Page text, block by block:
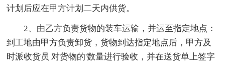
计划后应在甲方计划二天内供货。
2、由乙方负责货物的装车运输，并运至指定地点：
到工地由甲方负责卸货，货物到达指定地点后，甲方及
时派收货员 对货物的'数量进行验收，并在送货单上签字